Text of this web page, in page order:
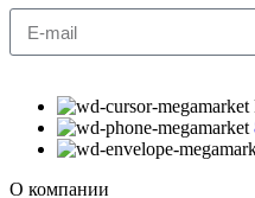
О компании